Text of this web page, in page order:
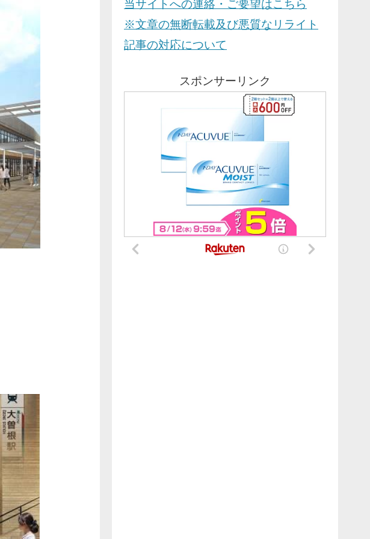
当サイトへの連絡・ご要望はこちら
※文章の無断転載及び悪質なリライト
記事の対応について
スポンサーリンク